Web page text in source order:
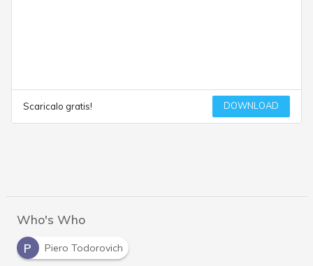
Scaricalo gratis! DOWNLOAD
Who's Who
P
Piero Todorovich